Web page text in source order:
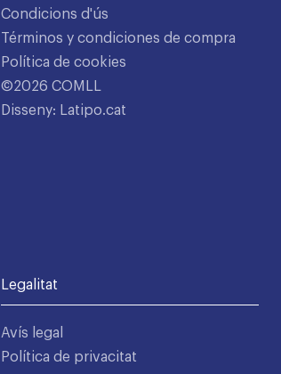
Condicions d'ús
Términos y condiciones de compra
Política de cookies
©2026 COMLL
Disseny: Latipo.cat
Legalitat
Avís legal
Política de privacitat